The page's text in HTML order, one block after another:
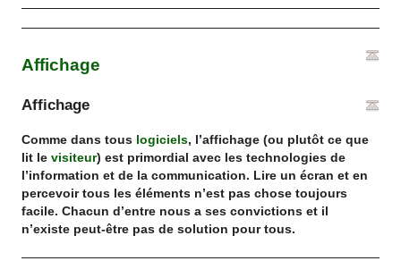
Affichage
Affichage
Comme dans tous logiciels, l’affichage (ou plutôt ce que
lit levisiteur) est primordial avec les technologies de
l’information et de la communication. Lire un écran et en
percevoir tous les éléments n’est pas chose toujours
facile. Chacun d’entre nous a ses convictions et il
n’existe peut-être pas de solution pour tous.